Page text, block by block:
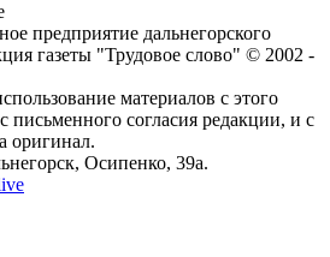
предприятие дальнегорского
газеты "Трудовое слово" © 2002 -
материалов с этого
письменного согласия редакции, и с
оригинал.
Осипенко, 39а.